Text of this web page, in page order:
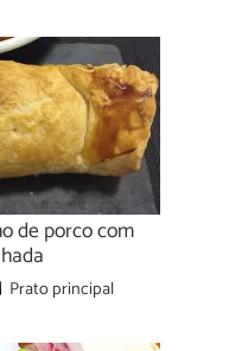
de porco com
Prato principal